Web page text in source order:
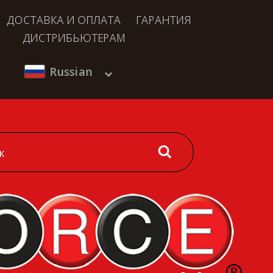
ДОСТАВКА И ОПЛАТА
ГАРАНТИЯ
ДИСТРИБЬЮТЕРАМ
Russian